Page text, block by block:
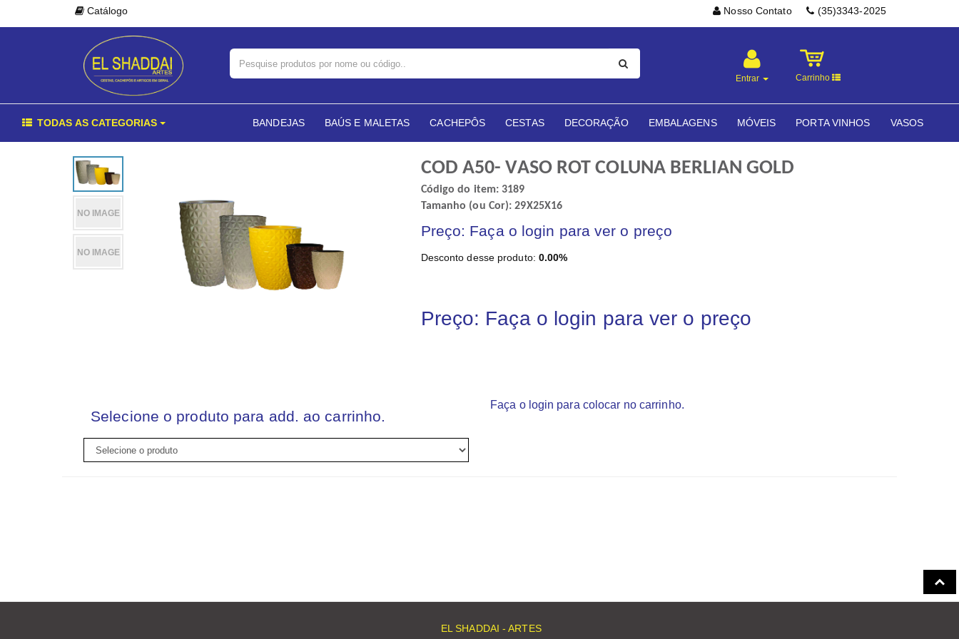
Nosso Contato (35)3343-2025
Catálogo
Entrar Carrinho
TODAS AS CATEGORIAS BANDEJAS BAÚS E MALETAS CACHEPÔS CESTAS DECORAÇÃO EMBALAGENS MÓVEIS PORTA VINHOS VASOS
COD A50- VASO ROT COLUNA BERLIAN GOLD
Código do item: 3189
Tamanho (ou Cor): 29X25X16
Preço: Faça o login para ver o preço
Desconto desse produto: 0.00%
Preço: Faça o login para ver o preço
Selecione o produto para add. ao carrinho.
Faça o login para colocar no carrinho.
EL SHADDAI - ARTES